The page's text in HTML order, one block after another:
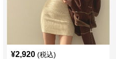
¥2,920 (税込)